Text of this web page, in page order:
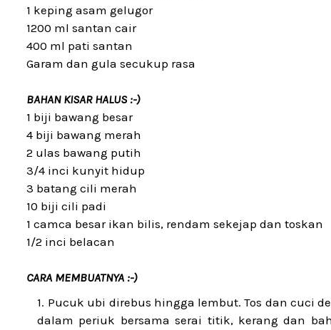
1 keping asam gelugor
1200 ml santan cair
400 ml pati santan
Garam dan gula secukup rasa
BAHAN KISAR HALUS :-)
1 biji bawang besar
4 biji bawang merah
2 ulas bawang putih
3/4 inci kunyit hidup
3 batang cili merah
10 biji cili padi
1 camca besar ikan bilis, rendam sekejap dan toskan
1/2 inci belacan
CARA MEMBUATNYA :-)
Pucuk ubi direbus hingga lembut. Tos dan cuci
dalam periuk bersama serai titik, kerang dan